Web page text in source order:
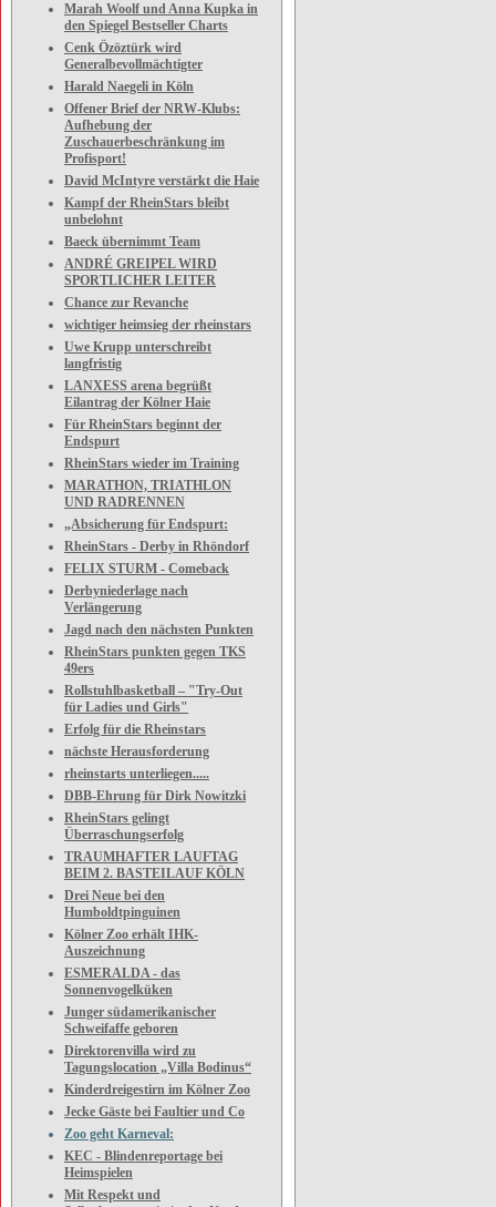
Marah Woolf und Anna Kupka in
den Spiegel Bestseller Charts
Cenk Özöztürk wird
Generalbevollmächtigter
Harald Naegeli in Köln
Offener Brief der NRW-Klubs:
Aufhebung der
Zuschauerbeschränkung im
Profisport!
David McIntyre verstärkt die Haie
Kampf der RheinStars bleibt
unbelohnt
Baeck übernimmt Team
ANDRÉ GREIPEL WIRD
SPORTLICHER LEITER
Chance zur Revanche
wichtiger heimsieg der rheinstars
Uwe Krupp unterschreibt
langfristig
LANXESS arena begrüßt
Eilantrag der Kölner Haie
Für RheinStars beginnt der
Endspurt
RheinStars wieder im Training
MARATHON, TRIATHLON
UND RADRENNEN
„Absicherung für Endspurt:
RheinStars - Derby in Rhöndorf
FELIX STURM - Comeback
Derbyniederlage nach
Verlängerung
Jagd nach den nächsten Punkten
RheinStars punkten gegen TKS
49ers
Rollstuhlbasketball – "Try-Out
für Ladies und Girls"
Erfolg für die Rheinstars
nächste Herausforderung
rheinstarts unterliegen.....
DBB-Ehrung für Dirk Nowitzki
RheinStars gelingt
Überraschungserfolg
TRAUMHAFTER LAUFTAG
BEIM 2. BASTEILAUF KÖLN
Drei Neue bei den
Humboldtpinguinen
Kölner Zoo erhält IHK-
Auszeichnung
ESMERALDA - das
Sonnenvogelküken
Junger südamerikanischer
Schweifaffe geboren
Direktorenvilla wird zu
Tagungslocation „Villa Bodinus“
Kinderdreigestirn im Kölner Zoo
Jecke Gäste bei Faultier und Co
Zoo geht Karneval:
KEC - Blindenreportage bei
Heimspielen
Mit Respekt und